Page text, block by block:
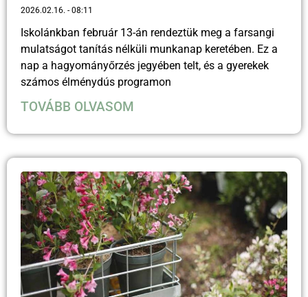
2026.02.16. 08:11
Iskolánkban február 13-án rendeztük meg a farsangi
mulatságot tanítás nélküli munkanap keretében. Ez a
nap a hagyományőrzés jegyében telt, és a gyerekek
számos élménydús programon
TOVÁBB OLVASOM